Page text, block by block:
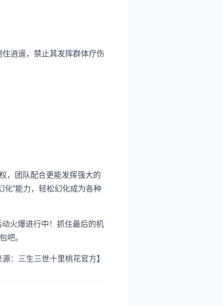
逍遥，禁止其发挥群体疗伤
，团队配合更能发挥强大的
”能力，轻松幻化成为各种
动火爆进行中！抓住最后的机
吧。
源：三生三世十里桃花官方】